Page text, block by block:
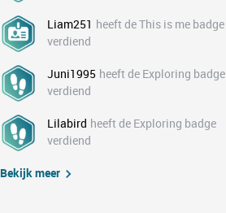
Liam251 heeft de This is me badge
verdiend
Juni1995 heeft de Exploring badge
verdiend
Lilabird heeft de Exploring badge
verdiend
Bekijk meer